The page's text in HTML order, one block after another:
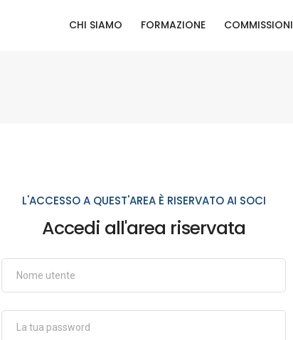
CHI SIAMO FORMAZIONE COMMISSIONI
L'ACCESSO A QUEST'AREA È RISERVATO AI SOCI
Accedi all'area riservata